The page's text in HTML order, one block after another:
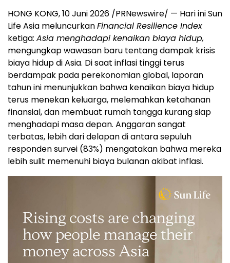
HONG KONG,10 Juni 2026 /PRNewswire/ — Hari ini Sun
Life Asia meluncurkanFinancial Resilience Index
ketiga: Asia menghadapi kenaikan biaya hidup,
mengungkap wawasan baru tentang dampak krisis
biaya hidup di Asia. Di saat inflasi tinggi terus
berdampak pada perekonomian global, laporan
tahun ini menunjukkan bahwa kenaikan biaya hidup
terus menekan keluarga, melemahkan ketahanan
finansial, dan membuat rumah tangga kurang siap
menghadapi masa depan. Anggaran sangat
terbatas, lebih dari delapan di antara sepuluh
responden survei (83%) mengatakan bahwa mereka
lebih sulit memenuhi biaya bulanan akibat inflasi.